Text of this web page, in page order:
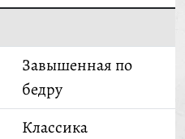
Завышенная по
бедру
Классика